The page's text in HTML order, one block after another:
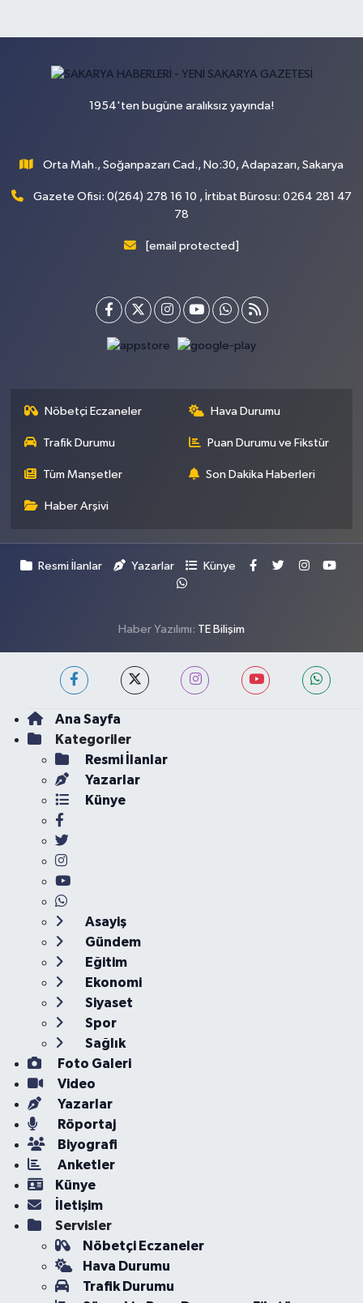
1954'ten bugüne aralıksız yayında!
Orta Mah., Soğanpazarı Cad., No:30, Adapazarı, Sakarya
Gazete Ofisi: 0(264) 278 16 10 , İrtibat Bürosu: 0264 281 47
78
[email protected]
Nöbetçi Eczaneler Hava Durumu
Trafik Durumu Puan Durumu ve Fikstür
Tüm Manşetler Son Dakika Haberleri
Haber Arşivi
Resmi İlanlar Yazarlar Künye
Haber Yazılımı: TE Bilişim
Ana Sayfa
Kategoriler
Resmi İlanlar
Yazarlar
Künye
Asayiş
Gündem
Eğitim
Ekonomi
Siyaset
Spor
Sağlık
Foto Galeri
Video
Yazarlar
Röportaj
Biyografi
Anketler
Künye
İletişim
Servisler
Nöbetçi Eczaneler
Hava Durumu
Trafik Durumu